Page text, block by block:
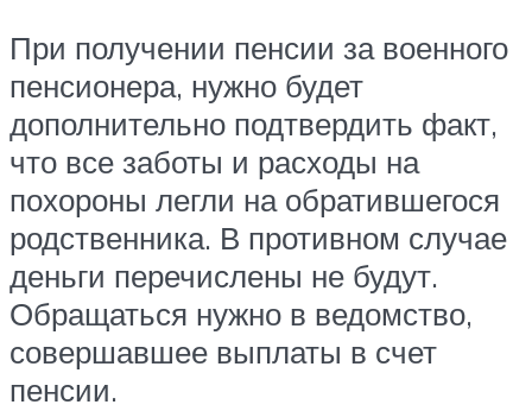
При получении пенсии за военного
пенсионера, нужно будет
дополнительно подтвердить факт,
что все заботы и расходы на
похороны легли на обратившегося
родственника. В противном случае
деньги перечислены не будут.
Обращаться нужно в ведомство,
совершавшее выплаты в счет
пенсии.